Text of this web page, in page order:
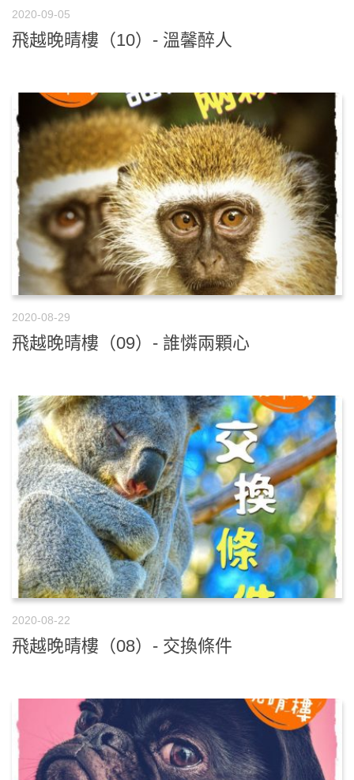
2020-09-05
飛越晚晴樓（10）- 溫馨醉人
2020-08-29
飛越晚晴樓（09）- 誰憐兩顆心
2020-08-22
飛越晚晴樓（08）- 交換條件